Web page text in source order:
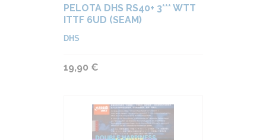
PELOTA DHS RS40+ 3*** WTT
ITTF 6UD (SEAM)
DHS
19,90 €